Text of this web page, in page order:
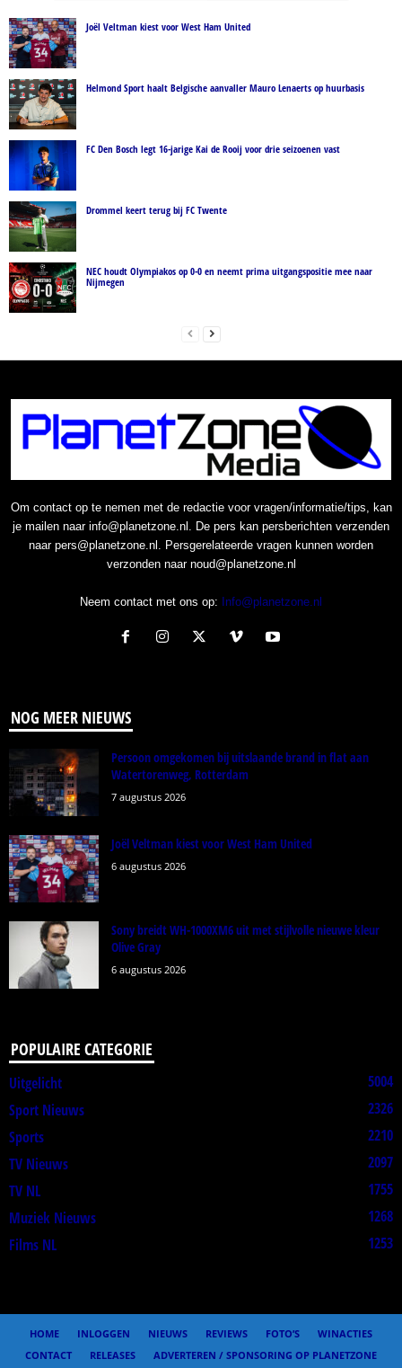
Joël Veltman kiest voor West Ham United
Helmond Sport haalt Belgische aanvaller Mauro Lenaerts op huurbasis
FC Den Bosch legt 16-jarige Kai de Rooij voor drie seizoenen vast
Drommel keert terug bij FC Twente
NEC houdt Olympiakos op 0-0 en neemt prima uitgangspositie mee naar
Nijmegen
Om contact op te nemen met de redactie voor vragen/informatie/tips, kan
je mailen naar info@planetzone.nl. De pers kan persberichten verzenden
naar pers@planetzone.nl. Persgerelateerde vragen kunnen worden
verzonden naar noud@planetzone.nl
Neem contact met ons op: Info@planetzone.nl
NOG MEER NIEUWS
Persoon omgekomen bij uitslaande brand in flat aan
Watertorenweg, Rotterdam
7 augustus 2026
Joël Veltman kiest voor West Ham United
6 augustus 2026
Sony breidt WH-1000XM6 uit met stijlvolle nieuwe kleur
Olive Gray
6 augustus 2026
POPULAIRE CATEGORIE
Uitgelicht
5004
Sport Nieuws
2326
Sports
2210
TV Nieuws
2097
TV NL
1755
Muziek Nieuws
1268
Films NL
1253
HOME INLOGGEN NIEUWS REVIEWS FOTO’S
WINACTIES
CONTACT
RELEASES ADVERTEREN / SPONSORING OP PLANETZONE